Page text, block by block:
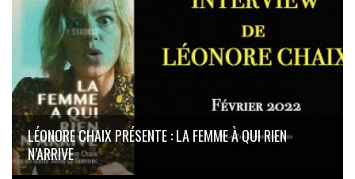
LÉONORE CHAIX PRÉSENTE : LA FEMME À QUI RIEN
N’ARRIVE